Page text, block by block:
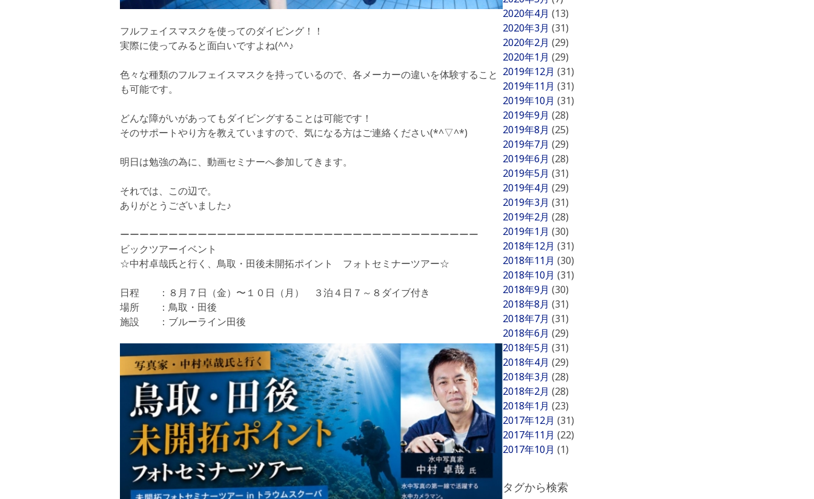
フルフェイスマスクを使ってのダイビング！！
実際に使ってみると面白いですよね(^^♪
色々な種類のフルフェイスマスクを持っているので、各メーカーの違いを体験すること
も可能です。
どんな障がいがあってもダイビングすることは可能です！
そのサポートやり方を教えていますので、気になる方はご連絡ください(*^▽^*)
明日は勉強の為に、動画セミナーへ参加してきます。
それでは、この辺で。
ありがとうございました♪
ーーーーーーーーーーーーーーーーーーーーーーーーーーーーーーーーーーーーー
ビックツアーイベント
☆中村卓哉氏と行く、鳥取・田後未開拓ポイント フォトセミナーツアー☆
日程 ：８月７日（金）〜１０日（月） ３泊４日７～８ダイブ付き
場所 ：鳥取・田後
施設 ：ブルーライン田後
2020年4月 (13)
2020年3月 (31)
2020年2月 (29)
2020年1月 (29)
2019年12月 (31)
2019年11月 (31)
2019年10月 (31)
2019年9月 (28)
2019年8月 (25)
2019年7月 (29)
2019年6月 (28)
2019年5月 (31)
2019年4月 (29)
2019年3月 (31)
2019年2月 (28)
2019年1月 (30)
2018年12月 (31)
2018年11月 (30)
2018年10月 (31)
2018年9月 (30)
2018年8月 (31)
2018年7月 (31)
2018年6月 (29)
2018年5月 (31)
2018年4月 (29)
2018年3月 (28)
2018年2月 (28)
2018年1月 (23)
2017年12月 (31)
2017年11月 (22)
2017年10月 (1)
タグから検索